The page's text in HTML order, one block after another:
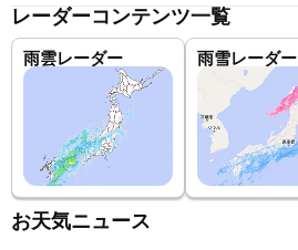
レーダーコンテンツ一覧
雨雲レーダー 雨雪レーダー
お天気ニュース